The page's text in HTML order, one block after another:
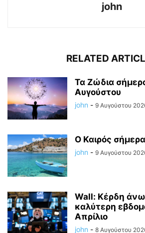
john
RELATED
Τα Ζώδια
Αυγούστου
john - 9 Αυγούστου
Ο Καιρός
john - 9 Αυγούστου
Wall: Κέρδη
καλύτερη
Απρίλιο
john - 8 Αυγούστου